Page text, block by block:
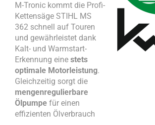
M-Tronic kommt die Profi-
Kettensäge STIHL MS
362 schnell auf Touren
und gewährleistet dank
Kalt- und Warmstart-
Erkennung eine stets
optimale Motorleistung.
Gleichzeitig sorgt die
mengenregulierbare
Ölpumpe für einen
effizienten Ölverbrauch